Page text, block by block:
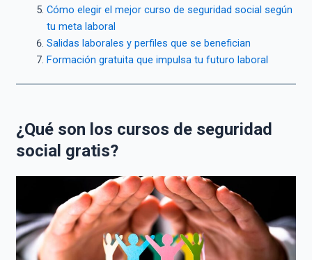
Cómo elegir el mejor curso de seguridad social según
tu meta laboral
Salidas laborales y perfiles que se benefician
Formación gratuita que impulsa tu futuro laboral
¿Qué son los cursos de seguridad
social gratis?